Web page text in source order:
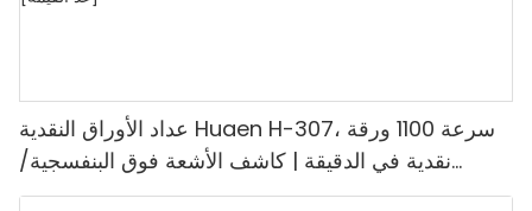
عداد الأوراق النقدية Huaen H-307، سرعة 1100 ورقة
نقدية في الدقيقة | كاشف الأشعة فوق البنفسجية/
المغناطيسية/الأشعة تحت الحمراء/التزييف، مناسب لعد